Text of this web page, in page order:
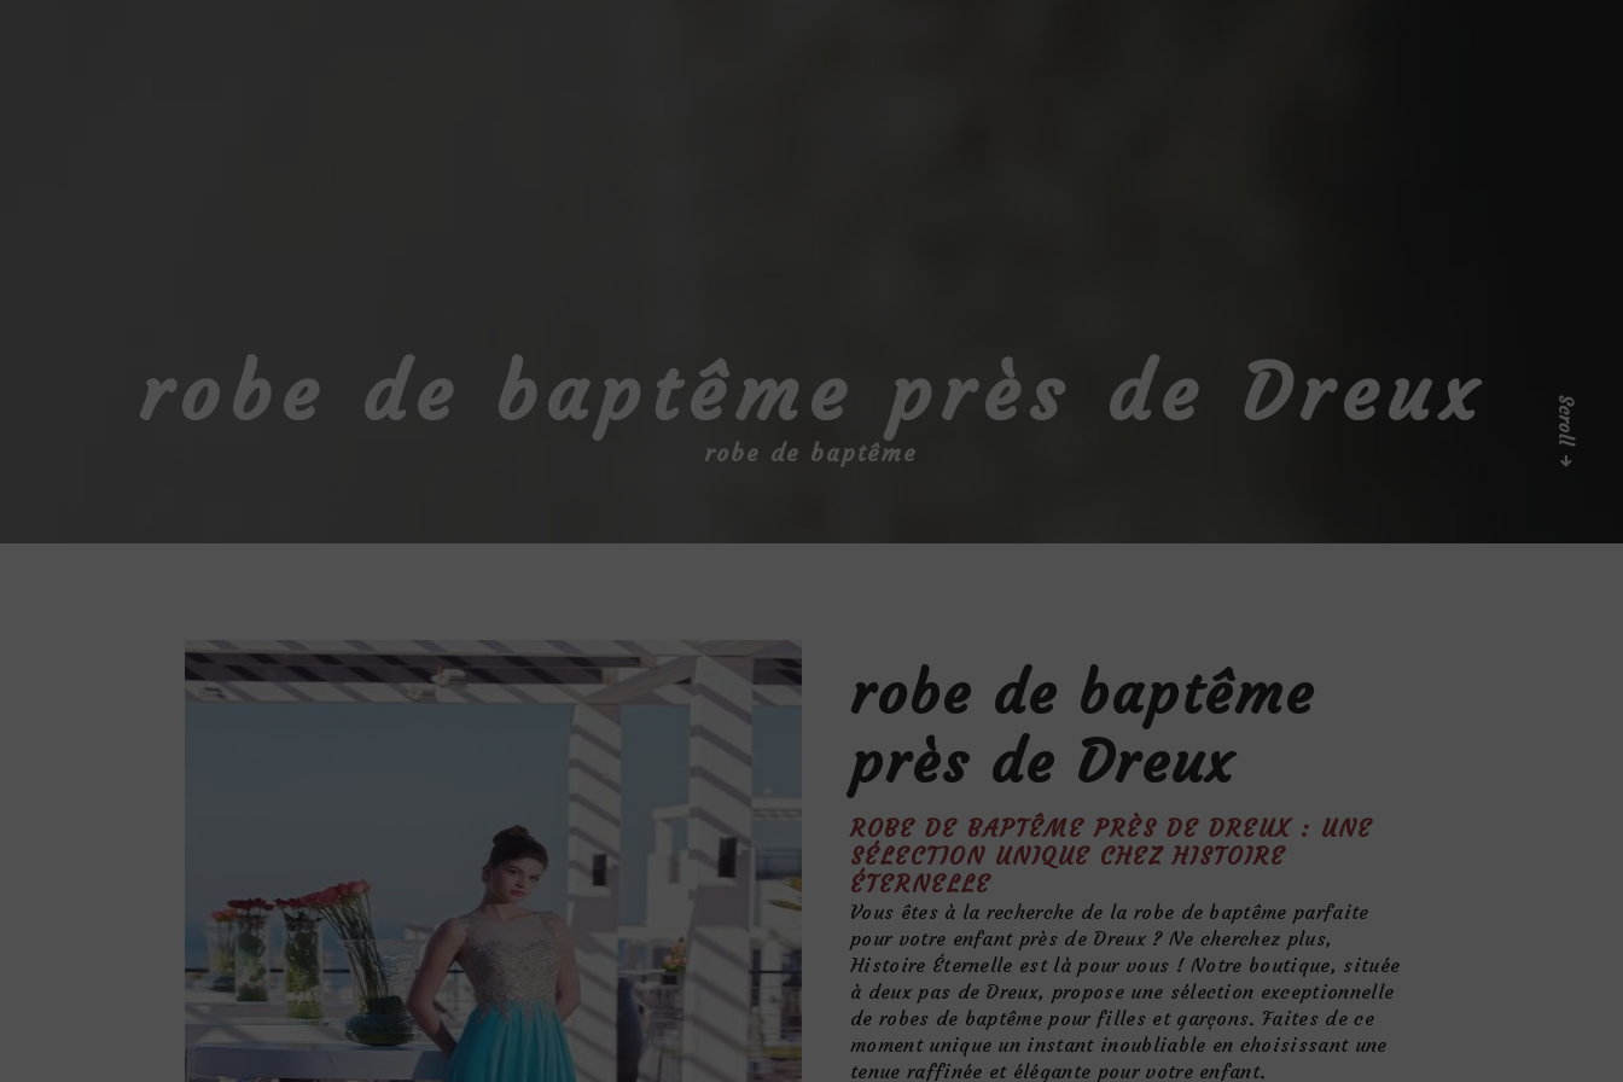
robe de baptême près de Dreux
robe de baptême
Scroll
robe de baptême
près de Dreux
ROBE DE BAPTÊME PRÈS DE DREUX : UNE
SÉLECTION UNIQUE CHEZ HISTOIRE
ÉTERNELLE
Vous êtes à la recherche de la robe de baptême parfaite
pour votre enfant près de Dreux ? Ne cherchez plus,
Histoire Éternelle est là pour vous ! Notre boutique, située
à deux pas de Dreux, propose une sélection exceptionnelle
de robes de baptême pour filles et garçons. Faites de ce
moment unique un instant inoubliable en choisissant une
tenue raffinée et élégante pour votre enfant.